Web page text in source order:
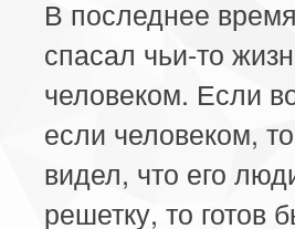
В последнее
спасал чьи-то
человеком. Если
если человеком,
видел, что его
решетку, то готов